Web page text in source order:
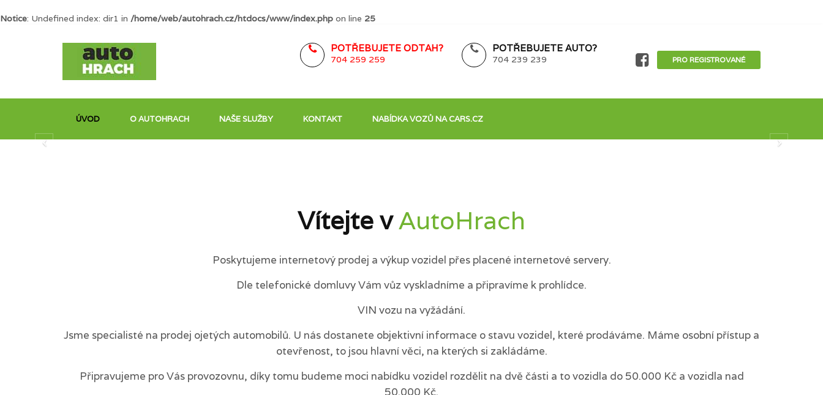
Notice: Undefined index: dir1 in /home/web/autohrach.cz/htdocs/www/index.php on line 25
POTŘEBUJETE ODTAH?
704 259 259
POTŘEBUJETE AUTO?
704 239 239 PRO REGISTROVANÉ
ÚVOD O AUTOHRACH NAŠE SLUŽBY KONTAKT NABÍDKA VOZŮ NA CARS.CZ
Vítejte vAutoHrach
Poskytujeme internetový prodej a výkup vozidel přes placené internetové servery.
Dle telefonické domluvy Vám vůz vyskladníme a připravíme k prohlídce.
VIN vozu na vyžádání.
Jsme specialisté na prodej ojetých automobilů. U nás dostanete objektivní informace o stavu vozidel, které prodáváme. Máme osobní přístup a
otevřenost, to jsou hlavní věci, na kterých si zakládáme.
Připravujeme pro Vás provozovnu, díky tomu budeme moci nabídku vozidel rozdělit na dvě části a to vozidla do 50.000 Kč a vozidla nad
50.000 Kč.